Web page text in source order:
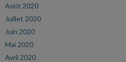
Août 2020
Juillet 2020
Juin 2020
Mai 2020
Avril 2020